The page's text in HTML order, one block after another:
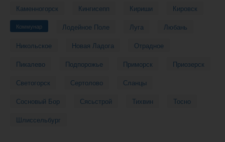
Каменногорск
Кингисепп Кириши Кировск
Коммунар Лодейное Поле Луга
Любань
Никольское
Новая Ладога
Отрадное
Пикалево
Подпорожье Приморск
Приозерск
Светогорск
Сертолово
Сланцы
Сосновый Бор
Сясьстрой Тихвин
Тосно
Шлиссельбург